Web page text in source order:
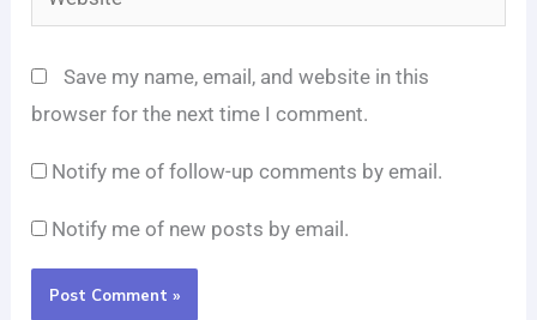
Save my name, email, and website in this
browser for the next time I comment.
Notify me of follow-up comments by email.
Notify me of new posts by email.